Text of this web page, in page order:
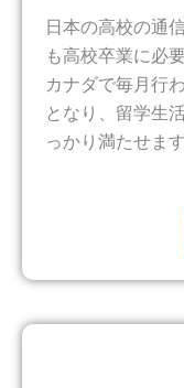
日本の高校の通
も高校卒業に必
カナダで毎月行
となり、留学生
っかり満たせます